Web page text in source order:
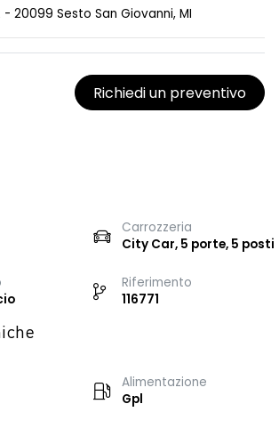
- 20099 Sesto San Giovanni, MI
Richiedi un preventivo
Carrozzeria
City Car, 5 porte, 5 posti
Riferimento
116771
Alimentazione
Gpl